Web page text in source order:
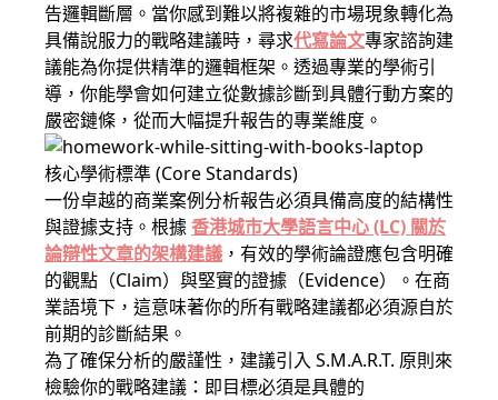
告邏輯斷層。當你感到難以將複雜的市場現象轉化為
具備說服力的戰略建議時，尋求代寫論文專家諮詢建
議能為你提供精準的邏輯框架。透過專業的學術引
導，你能學會如何建立從數據診斷到具體行動方案的
嚴密鏈條，從而大幅提升報告的專業維度。
核心學術標準 (Core Standards)
一份卓越的商業案例分析報告必須具備高度的結構性
與證據支持。根據香港城市大學語言中心 (LC) 關於
論辯性文章的架構建議 ，有效的學術論證應包含明確
的觀點（Claim）與堅實的證據（Evidence）。在商
業語境下，這意味著你的所有戰略建議都必須源自於
前期的診斷結果。
為了確保分析的嚴謹性，建議引入 S.M.A.R.T. 原則來
檢驗你的戰略建議：即目標必須是具體的